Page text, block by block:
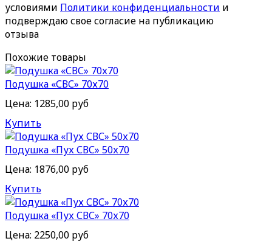
условиями Политики конфиденциальности и
подверждаю свое согласие на публикацию
отзыва
Похожие товары
Подушка «СВС» 70х70
Цена: 1285,00 руб
Купить
Подушка «Пух СВС» 50х70
Цена: 1876,00 руб
Купить
Подушка «Пух СВС» 70х70
Цена: 2250,00 руб